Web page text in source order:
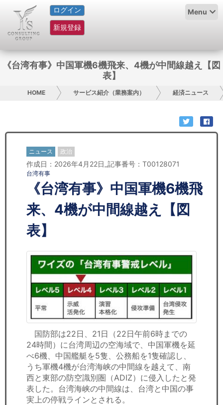
ログイン
新規登録
Menu
HOME
サービス紹介
コラム
お問い合わせ
日本人にPR
コンサルティング
リサーチ
セミナー
経済ニュース
労務顧問
ＩＴ
飲食店情報
《台湾有事》中国軍機6機飛来、4機が中間線越え【図
表】
HOME サービス紹介（業務案内） 経済ニュース
ニュース 政治
作成日：2026年4月22日_記事番号：T00128071
台湾有事
《台湾有事》中国軍機6機飛
来、4機が中間線越え【図
表】
国防部は22日、21日（22日午前6時までの
24時間）に台湾周辺の空海域で、中国軍機を延
べ6機、中国艦艇を5隻、公務船を1隻確認し、
うち軍機4機が台湾海峡の中間線を越えて、南
西と東部の防空識別圏（ADIZ）に侵入したと発
表した。台湾海峡の中間線は、台湾と中国の事
実上の停戦ラインとされる。